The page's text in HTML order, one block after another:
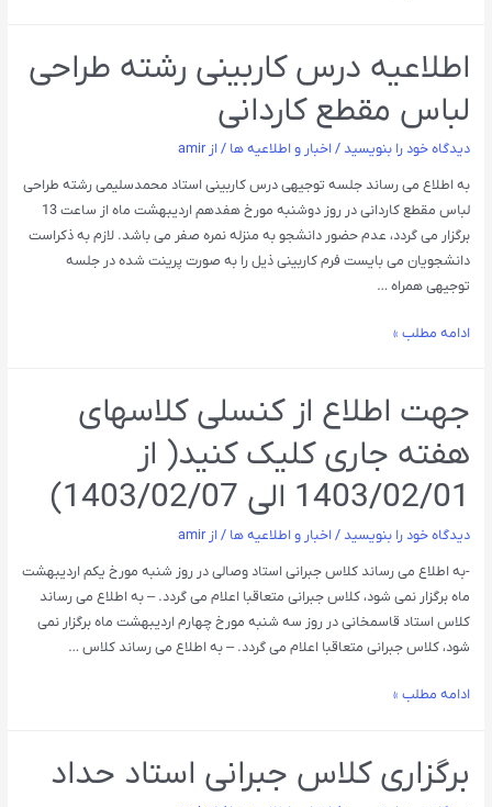
اطلاعیه درس کاربینی رشته طراحی
لباس مقطع کاردانی
دیدگاه‌ خود را بنویسید /اخبار و اطلاعیه ها / از amir
به اطلاع می رساند جلسه توجیهی درس کاربینی استاد محمدسلیمی رشته طراحی
لباس مقطع کاردانی در روز دوشنبه مورخ هفدهم اردیبهشت ماه از ساعت 13
برگزار می گردد، عدم حضور دانشجو به منزله نمره صفر می باشد. لازم به ذکراست
دانشجویان می بایست فرم کاربینی ذیل را به صورت پرینت شده در جلسه
توجیهی همراه …
ادامه مطلب »
جهت اطلاع از کنسلی کلاسهای
هفته جاری کلیک کنید( از
1403/02/01 الی 1403/02/07)
دیدگاه‌ خود را بنویسید /اخبار و اطلاعیه ها / از amir
-به اطلاع می رساند کلاس جبرانی استاد وصالی در روز شنبه مورخ یکم اردیبهشت
ماه برگزار نمی شود، کلاس جبرانی متعاقبا اعلام می گردد. – به اطلاع می رساند
کلاس استاد قاسمخانی در روز سه شنبه مورخ چهارم اردیبهشت ماه برگزار نمی
شود، کلاس جبرانی متعاقبا اعلام می گردد. – به اطلاع می رساند کلاس …
ادامه مطلب »
برگزاری کلاس جبرانی استاد حداد